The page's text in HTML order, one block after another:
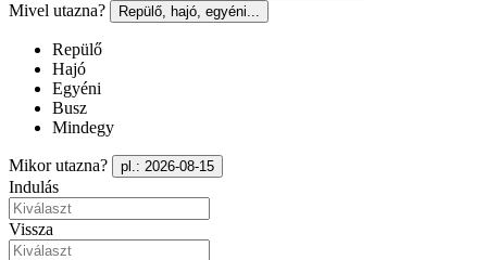
Mivel utazna?
Repülő, hajó, egyéni...
Repülő
Hajó
Egyéni
Busz
Mindegy
Mikor utazna? pl.: 2026-08-15
Indulás
Vissza